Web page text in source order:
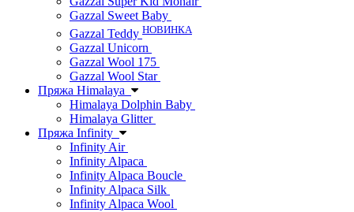
Gazzal Sweet Baby
Gazzal Teddy НОВИНКА
Gazzal Unicorn
Gazzal Wool 175
Gazzal Wool Star
Пряжа Himalaya
Himalaya Dolphin Baby
Himalaya Glitter
Пряжа Infinity
Infinity Air
Infinity Alpaca
Infinity Alpaca Boucle
Infinity Alpaca Silk
Infinity Alpaca Wool